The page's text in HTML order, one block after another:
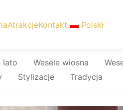
AtrakcjeKontakt Polski
lato Wesele wiosna
Stylizacje Tradycja